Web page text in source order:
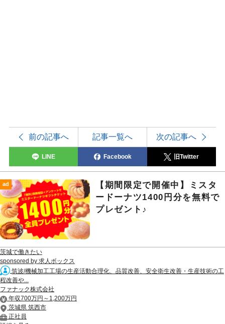
前の記事へ 記事一覧へ 次の記事へ
LINE Facebook 旧Twitter
ad
【期間限定で開催中】ミスタ
ードーナツ1400円分を無料で
プレゼント♪
茨城で働きたい
sponsored by 求人ボックス
筑波/機械加工工場の生産活動合理化、品質改善、安全衛生改善・生産技術の工
程改善や...
ファナック株式会社
年収700万円～1,200万円
茨城県 筑西市
正社員